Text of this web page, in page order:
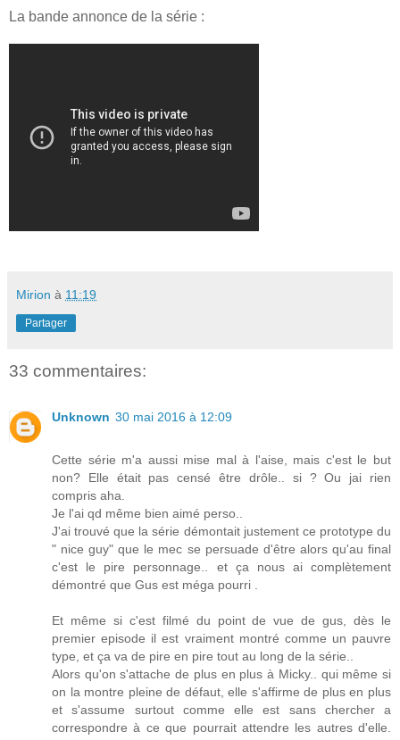
La bande annonce de la série :
Mirion à 11:19
Partager
33 commentaires:
Unknown 30 mai 2016 à 12:09
Cette série m'a aussi mise mal à l'aise, mais c'est le but
non? Elle était pas censé être drôle.. si ? Ou jai rien
compris aha.
Je l'ai qd même bien aimé perso..
J'ai trouvé que la série démontait justement ce prototype du
" nice guy" que le mec se persuade d'être alors qu'au final
c'est le pire personnage.. et ça nous ai complètement
démontré que Gus est méga pourri .
Et même si c'est filmé du point de vue de gus, dès le
premier episode il est vraiment montré comme un pauvre
type, et ça va de pire en pire tout au long de la série..
Alors qu'on s'attache de plus en plus à Micky.. qui même si
on la montre pleine de défaut, elle s'affirme de plus en plus
et s'assume surtout comme elle est sans chercher a
correspondre à ce que pourrait attendre les autres d'elle.